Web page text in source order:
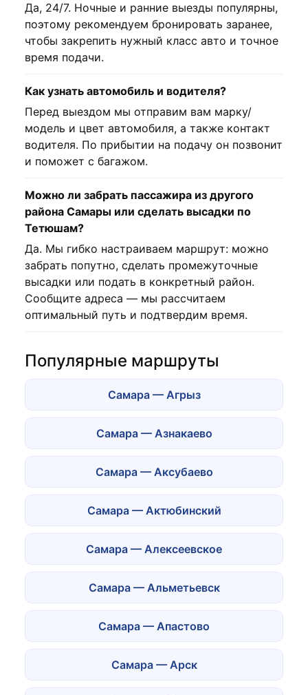
Да, 24/7. Ночные и ранние выезды популярны,
поэтому рекомендуем бронировать заранее,
чтобы закрепить нужный класс авто и точное
время подачи.
Как узнать автомобиль и водителя?
Перед выездом мы отправим вам марку/
модель и цвет автомобиля, а также контакт
водителя. По прибытии на подачу он позвонит
и поможет с багажом.
Можно ли забрать пассажира из другого
района Самары или сделать высадки по
Тетюшам?
Да. Мы гибко настраиваем маршрут: можно
забрать попутно, сделать промежуточные
высадки или подать в конкретный район.
Сообщите адреса — мы рассчитаем
оптимальный путь и подтвердим время.
Популярные маршруты
Самара — Агрыз
Самара — Азнакаево
Самара — Аксубаево
Самара — Актюбинский
Самара — Алексеевское
Самара — Альметьевск
Самара — Апастово
Самара — Арск